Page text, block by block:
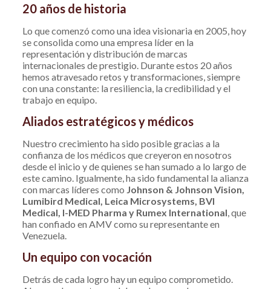
20 años de historia
Lo que comenzó como una idea visionaria en 2005, hoy
se consolida como una empresa líder en la
representación y distribución de marcas
internacionales de prestigio. Durante estos 20 años
hemos atravesado retos y transformaciones, siempre
con una constante: la resiliencia, la credibilidad y el
trabajo en equipo.
Aliados estratégicos y médicos
Nuestro crecimiento ha sido posible gracias a la
confianza de los médicos que creyeron en nosotros
desde el inicio y de quienes se han sumado a lo largo de
este camino. Igualmente, ha sido fundamental la alianza
con marcas líderes como Johnson & Johnson Vision,
Lumibird Medical, Leica Microsystems, BVI
Medical, I-MED Pharma y Rumex International, que
han confiado en AMV como su representante en
Venezuela.
Un equipo con vocación
Detrás de cada logro hay un equipo comprometido.